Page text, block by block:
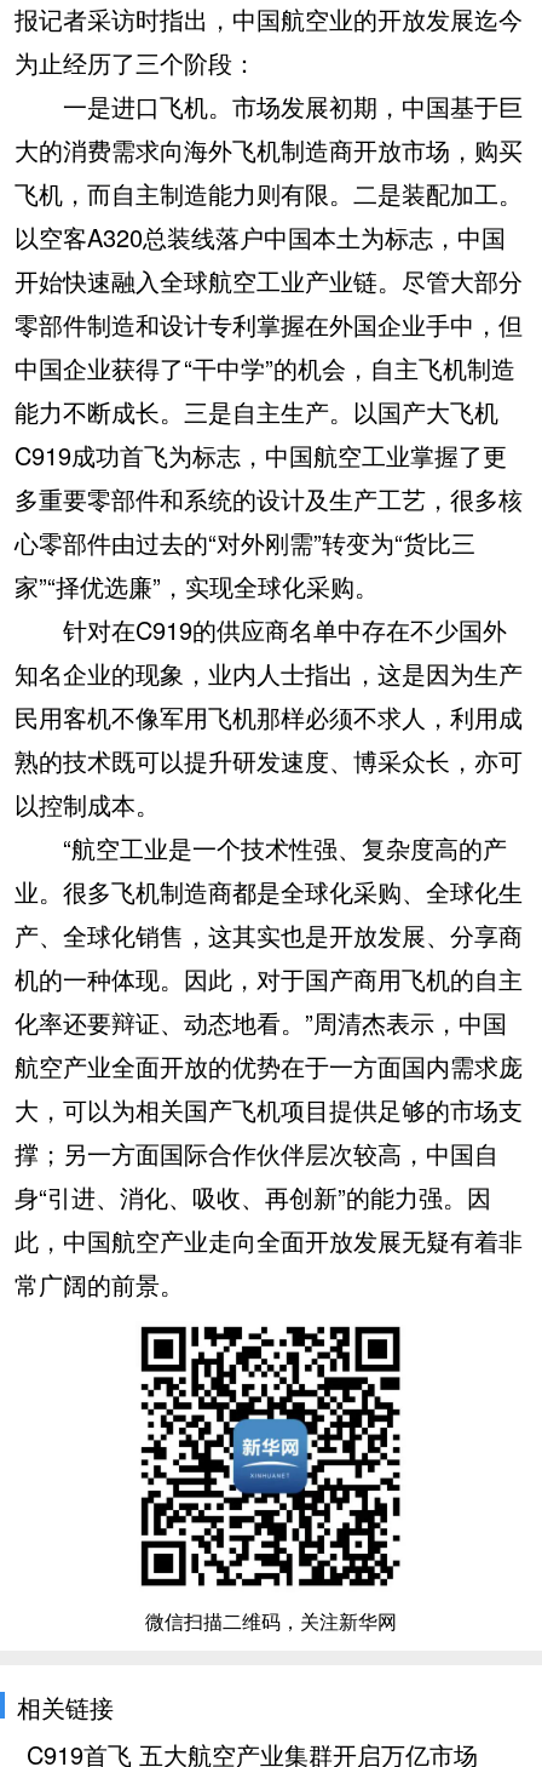
报记者采访时指出，中国航空业的开放发展迄今
为止经历了三个阶段：
一是进口飞机。市场发展初期，中国基于巨
大的消费需求向海外飞机制造商开放市场，购买
飞机，而自主制造能力则有限。二是装配加工。
以空客A320总装线落户中国本土为标志，中国
开始快速融入全球航空工业产业链。尽管大部分
零部件制造和设计专利掌握在外国企业手中，但
中国企业获得了“干中学”的机会，自主飞机制造
能力不断成长。三是自主生产。以国产大飞机
C919成功首飞为标志，中国航空工业掌握了更
多重要零部件和系统的设计及生产工艺，很多核
心零部件由过去的“对外刚需”转变为“货比三
家”“择优选廉”，实现全球化采购。
针对在C919的供应商名单中存在不少国外
知名企业的现象，业内人士指出，这是因为生产
民用客机不像军用飞机那样必须不求人，利用成
熟的技术既可以提升研发速度、博采众长，亦可
以控制成本。
“航空工业是一个技术性强、复杂度高的产
业。很多飞机制造商都是全球化采购、全球化生
产、全球化销售，这其实也是开放发展、分享商
机的一种体现。因此，对于国产商用飞机的自主
化率还要辩证、动态地看。”周清杰表示，中国
航空产业全面开放的优势在于一方面国内需求庞
大，可以为相关国产飞机项目提供足够的市场支
撑；另一方面国际合作伙伴层次较高，中国自
身“引进、消化、吸收、再创新”的能力强。因
此，中国航空产业走向全面开放发展无疑有着非
常广阔的前景。
微信扫描二维码，关注新华网
相关链接
C919首飞 五大航空产业集群开启万亿市场